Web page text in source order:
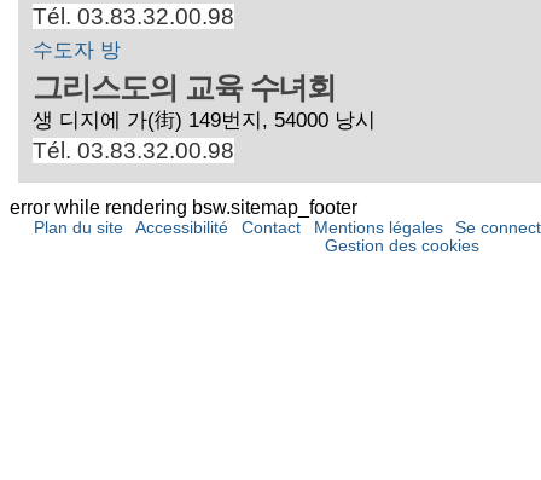
Tél. 03.83.32.00.98
수도자 방
그리스도의 교육 수녀회
생 디지에 가(街) 149번지, 54000 낭시
Tél. 03.83.32.00.98
error while rendering bsw.sitemap_footer
Plan du site Accessibilité Contact Mentions légales
Se
Gestion des cookies